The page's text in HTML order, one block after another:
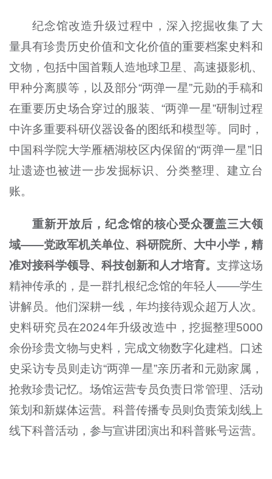
纪念馆改造升级过程中，深入挖掘收集了大
量具有珍贵历史价值和文化价值的重要档案史料和
文物，包括中国首颗人造地球卫星、高速摄影机、
甲种分离膜等，以及部分“两弹一星”元勋的手稿和
在重要历史场合穿过的服装、“两弹一星”研制过程
中许多重要科研仪器设备的图纸和模型等。同时，
中国科学院大学雁栖湖校区内保留的“两弹一星”旧
址遗迹也被进一步发掘标识、分类整理、建立台
账。
重新开放后，纪念馆的核心受众覆盖三大领
域——党政军机关单位、科研院所、大中小学，精
准对接科学领导、科技创新和人才培育。支撑这场
精神传承的，是一群扎根纪念馆的年轻人——学生
讲解员。他们深耕一线，年均接待观众超万人次。
史料研究员在2024年升级改造中，挖掘整理5000
余份珍贵文物与史料，完成文物数字化建档。口述
史采访专员则走访“两弹一星”亲历者和元勋家属，
抢救珍贵记忆。场馆运营专员负责日常管理、活动
策划和新媒体运营。科普传播专员则负责策划线上
线下科普活动，参与宣讲团演出和科普账号运营。